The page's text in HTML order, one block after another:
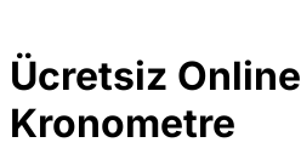
Ücretsiz Online
Kronometre